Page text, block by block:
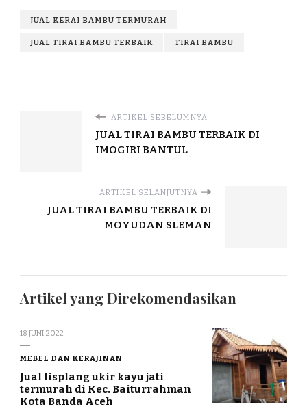
JUAL KERAI BAMBU TERMURAH
JUAL TIRAI BAMBU TERBAIK TIRAI BAMBU
ARTIKEL SEBELUMNYA
JUAL TIRAI BAMBU TERBAIK DI
IMOGIRI BANTUL
ARTIKEL SELANJUTNYA
JUAL TIRAI BAMBU TERBAIK DI
MOYUDAN SLEMAN
Artikel yang Direkomendasikan
18 JUNI 2022
MEBEL DAN KERAJINAN
Jual lisplang ukir kayu jati
termurah di Kec. Baiturrahman
Kota Banda Aceh